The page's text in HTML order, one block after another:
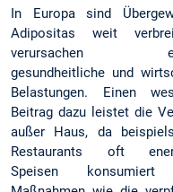
In Europa sind
Adipositas weit
verursachen
gesundheitliche und
Belastungen. Einen
Beitrag dazu leistet die
außer Haus, da
Restaurants oft
Speisen konsumiert